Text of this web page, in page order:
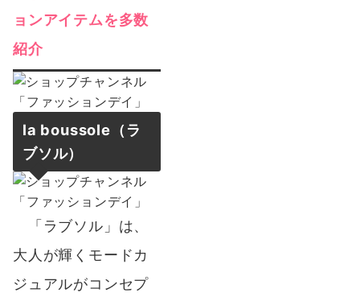
ョンアイテムを多数
紹介
la boussole（ラ
ブソル）
「ラブソル」は、
大人が輝くモードカ
ジュアルがコンセプ